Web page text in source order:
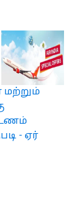
மற்றும்
- ஏர்